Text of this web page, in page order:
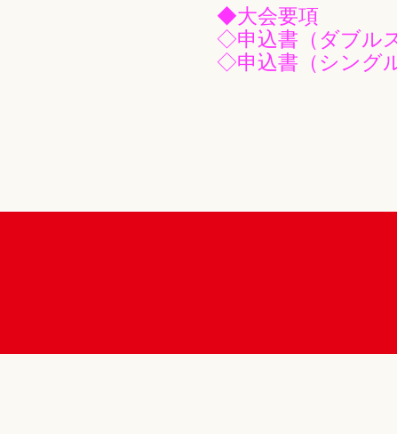
◆大会要項
◇申込書（ダブル
◇申込書（シング